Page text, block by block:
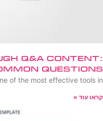
Q&A Content:
Questions
of the most effective tools in
קראו עוד »